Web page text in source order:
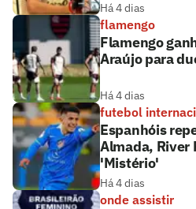
Há 4 dias
flamengo
Flamengo
Araújo para
Há 4 dias
futebol
Espanhóis
Almada, River
'Mistério'
Há 4 dias
onde assistir